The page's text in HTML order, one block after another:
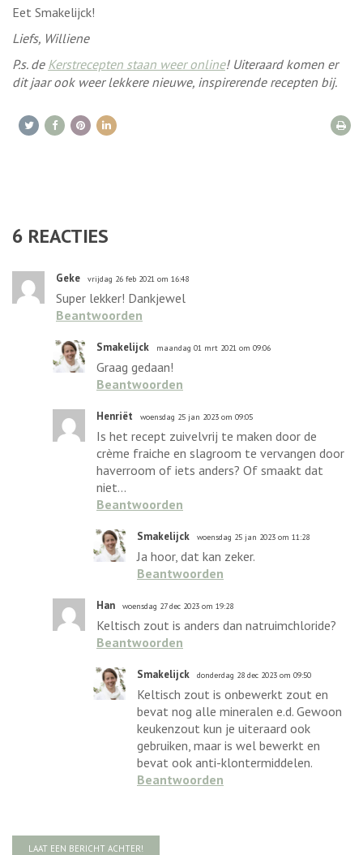
Eet Smakelijck!
Liefs, Williene
P.s. de Kerstrecepten staan weer online! Uiteraard komen er
dit jaar ook weer lekkere nieuwe, inspirerende recepten bij.
6 REACTIES
Geke vrijdag 26 feb 2021 om 16:48
Super lekker! Dankjewel
Beantwoorden
Smakelijck maandag 01 mrt 2021 om 09:06
Graag gedaan!
Beantwoorden
Henriët woensdag 25 jan 2023 om 09:05
Is het recept zuivelvrij te maken door de
crème fraiche en slagroom te vervangen door
haverroom of iets anders? Of smaakt dat
niet...
Beantwoorden
Smakelijck woensdag 25 jan 2023 om 11:28
Ja hoor, dat kan zeker.
Beantwoorden
Han woensdag 27 dec 2023 om 19:28
Keltisch zout is anders dan natruimchloride?
Beantwoorden
Smakelijck donderdag 28 dec 2023 om 09:50
Keltisch zout is onbewerkt zout en
bevat nog alle mineralen e.d. Gewoon
keukenzout kun je uiteraard ook
gebruiken, maar is wel bewerkt en
bevat ook anti-klontermiddelen.
Beantwoorden
LAAT EEN BERICHT ACHTER!